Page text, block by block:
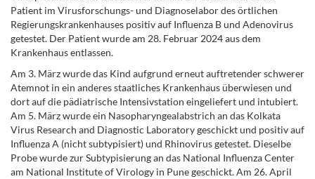
Patient im Virusforschungs- und Diagnoselabor des örtlichen
Regierungskrankenhauses positiv auf Influenza B und Adenovirus
getestet. Der Patient wurde am 28. Februar 2024 aus dem
Krankenhaus entlassen.
Am 3. März wurde das Kind aufgrund erneut auftretender schwerer
Atemnot in ein anderes staatliches Krankenhaus überwiesen und
dort auf die pädiatrische Intensivstation eingeliefert und intubiert.
Am 5. März wurde ein Nasopharyngealabstrich an das Kolkata
Virus Research and Diagnostic Laboratory geschickt und positiv auf
Influenza A (nicht subtypisiert) und Rhinovirus getestet. Dieselbe
Probe wurde zur Subtypisierung an das National Influenza Center
am National Institute of Virology in Pune geschickt. Am 26. April